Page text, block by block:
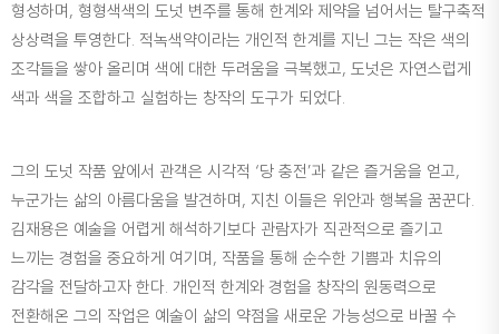
형성하며, 형형색색의 도넛 변주를 통해 한계와 제약을 넘어서는 탈구축적
상상력을 투영한다. 적녹색약이라는 개인적 한계를 지닌 그는 작은 색의
조각들을 쌓아 올리며 색에 대한 두려움을 극복했고, 도넛은 자연스럽게
색과 색을 조합하고 실험하는 창작의 도구가 되었다.
그의 도넛 작품 앞에서 관객은 시각적 ‘당 충전’과 같은 즐거움을 얻고,
누군가는 삶의 아름다움을 발견하며, 지친 이들은 위안과 행복을 꿈꾼다.
김재용은 예술을 어렵게 해석하기보다 관람자가 직관적으로 즐기고
느끼는 경험을 중요하게 여기며, 작품을 통해 순수한 기쁨과 치유의
감각을 전달하고자 한다. 개인적 한계와 경험을 창작의 원동력으로
전환해온 그의 작업은 예술이 삶의 약점을 새로운 가능성으로 바꿀 수